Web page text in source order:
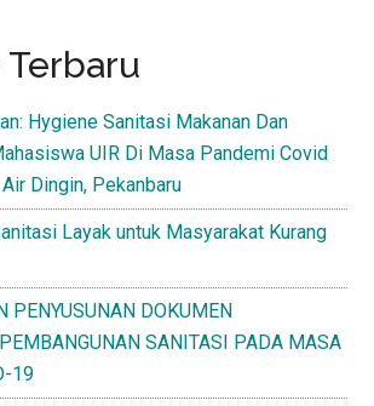
Hygiene Sanitasi Makanan Dan
UIR Di Masa Pandemi Covid
Dingin, Pekanbaru
Layak untuk Masyarakat Kurang
PENYUSUNAN DOKUMEN
SANITASI PADA MASA
19